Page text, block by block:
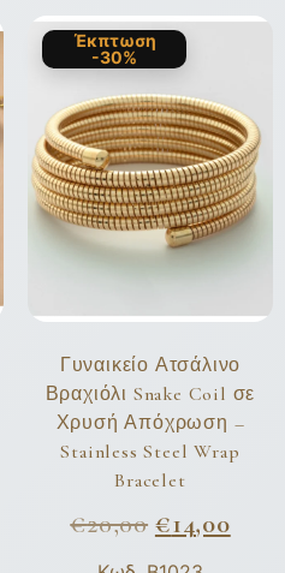
Έκπτωση
-30%
Γυναικείο Ατσάλινο
Βραχιόλι Snake Coil σε
Χρυσή Απόχρωση –
Stainless Steel Wrap
Bracelet
€20,00 €14,00